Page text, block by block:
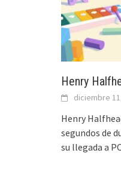
Henry
diciembre
Henry
segundos de
su llegada a